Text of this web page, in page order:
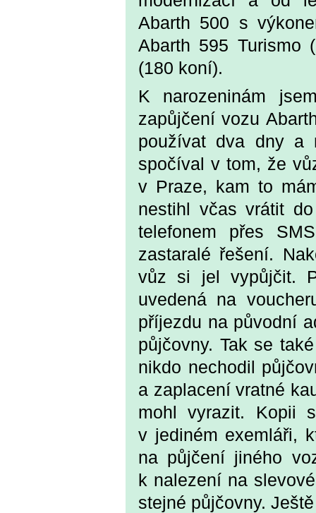
Abarth 500 s
Abarth 595 Turismo
(180 koní).
K narozeninám
zapůjčení vozu
používat dva dny a
spočíval v tom, že
v Praze, kam to
nestihl včas vrátit
telefonem přes
zastaralé řešení.
vůz si jel vypůjčit.
uvedená na
příjezdu na původní
půjčovny. Tak se
nikdo nechodil
a zaplacení vratné
mohl vyrazit. Kopii
v jediném exemláři,
na půjčení jiného
k nalezení na
stejné půjčovny.